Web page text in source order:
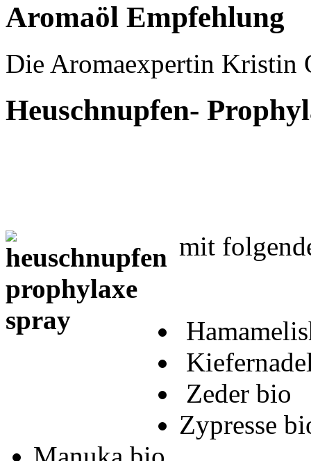
Aromaöl Empfehlung
Die Aromaexpertin Kristin
Heuschnupfen-
mit
Zeder bio
Zypresse